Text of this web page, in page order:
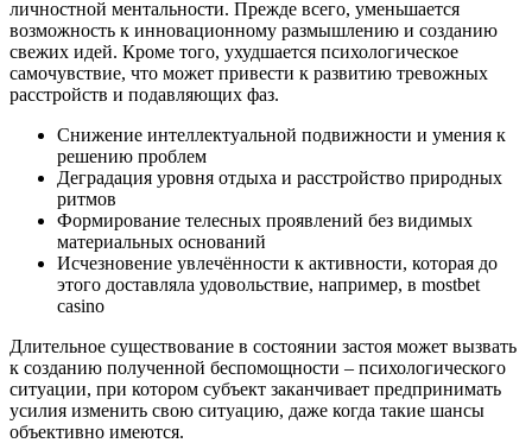
личностной ментальности. Прежде всего, уменьшается
возможность к инновационному размышлению и созданию
свежих идей. Кроме того, ухудшается психологическое
самочувствие, что может привести к развитию тревожных
расстройств и подавляющих фаз.
Снижение интеллектуальной подвижности и умения к
решению проблем
Деградация уровня отдыха и расстройство природных
ритмов
Формирование телесных проявлений без видимых
материальных оснований
Исчезновение увлечённости к активности, которая до
этого доставляла удовольствие, например, в mostbet
casino
Длительное существование в состоянии застоя может вызвать
к созданию полученной беспомощности – психологического
ситуации, при котором субъект заканчивает предпринимать
усилия изменить свою ситуацию, даже когда такие шансы
объективно имеются.